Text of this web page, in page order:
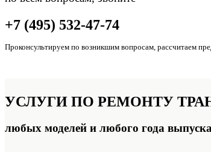
+7 (495) 532-47-74
Проконсультируем по возникшим вопросам, рассчитаем
УСЛУГИ ПО РЕМОНТУ
любых моделей и любого года выпуска